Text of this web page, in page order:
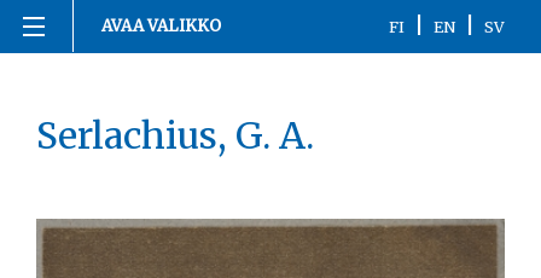
AVAA VALIKKO FI EN| SV
1863-1916
1918
Serlachius, G. A.